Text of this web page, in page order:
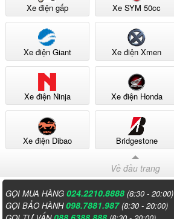
Xe điện gấp Xe SYM 50cc
Xe điện Giant Xe điện Xmen
Xe điện Ninja Xe điện Honda
Xe điện Dibao Bridgestone
Về đầu trang
GỌI MUA HÀNG024.2210.8888 (8:30 - 20:00)
GỌI BẢO HÀNH098.7881.987 (8:30 - 20:00)